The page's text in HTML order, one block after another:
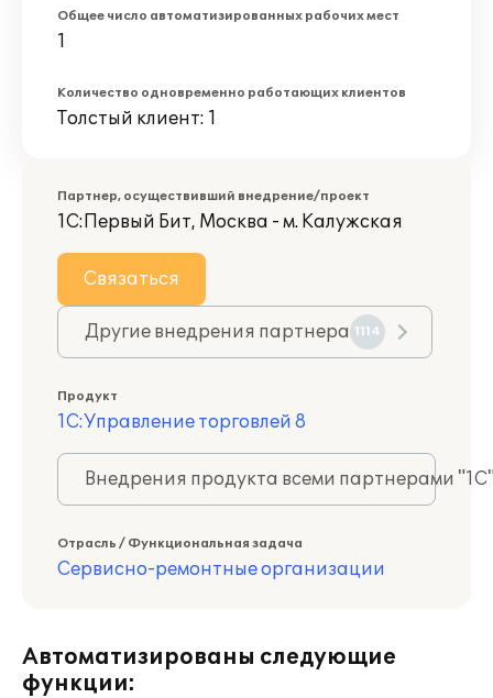
Общее число автоматизированных рабочих мест
1
Количество одновременно работающих клиентов
Толстый клиент: 1
Партнер, осуществивший внедрение/проект
1С:Первый Бит, Москва - м. Калужская
Связаться
Другие внедрения партнера 1114
Продукт
1С:Управление торговлей 8
Внедрения продукта всеми партнерами
Отрасль / Функциональная задача
Сервисно-ремонтные организации
Автоматизированы следующие
функции: